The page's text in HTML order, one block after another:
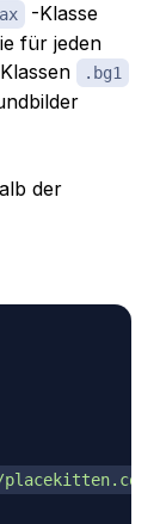
-Klasse
für jeden
.bg1
der